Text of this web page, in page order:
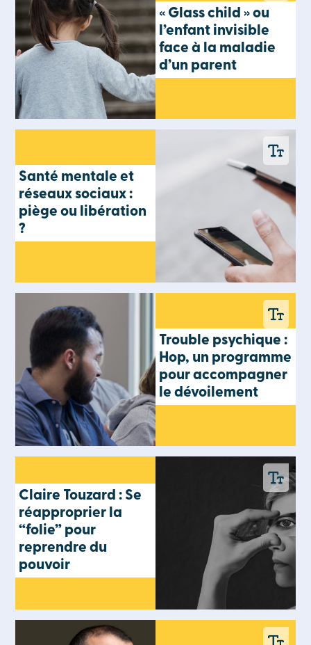
« Glass child » ou
l’enfant invisible
face à la maladie
d’un parent
Santé mentale et
réseaux sociaux :
piège ou libération
?
Trouble psychique :
Hop, un programme
pour accompagner
le dévoilement
Claire Touzard : Se
réapproprier la
“folie” pour
reprendre du
pouvoir